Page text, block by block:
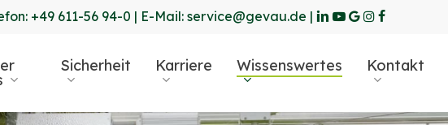
+49 611-56 94-0 | E-Mail: service@gevau.de | linkedin
youtube
google-
instagram
Facebook
Sicherheit Karriere Wissenswertes Kontakt